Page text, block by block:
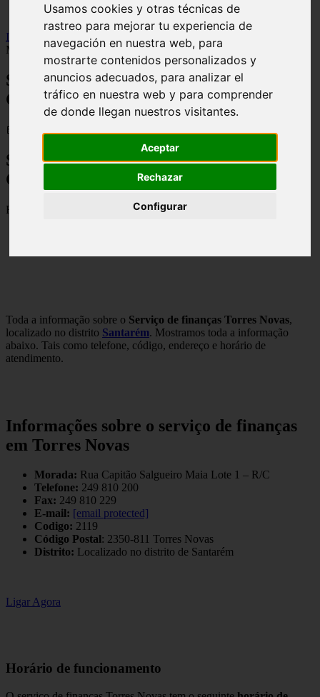
Usamos cookies y otras técnicas de
rastreo para mejorar tu experiencia de
navegación en nuestra web, para
mostrarte contenidos personalizados y
anuncios adecuados, para analizar el
tráfico en nuestra web y para comprender
de donde llegan nuestros visitantes.
Aceptar
Rechazar
Configurar
viseu
Inicio
financaspt >
Serviço de finanças Torres Novas - Contactos,
Morada e Horarios
Serviço de finanças Torres Novas -
Contactos, Morada e Horarios
📅 03/09/2025
Serviço de finanças Torres Novas –
Contactos, Morada e Horarios
Rua Capitão Salgueiro Maia Lote 1 – R/C, 2350-811 Torres Novas
Toda a informação sobre o Serviço de finanças Torres Novas,
localizado no distrito Santarém. Mostramos toda a informação
abaixo. Tais como telefone, código, endereço e horário de
atendimento.
Informações sobre o serviço de finanças
em Torres Novas
Morada: Rua Capitão Salgueiro Maia Lote 1 – R/C
Telefone: 249 810 200
Fax: 249 810 229
E-mail: [email protected]
Codigo: 2119
Código Postal: 2350-811 Torres Novas
Distrito: Localizado no distrito de Santarém
Ligar Agora
Horário de funcionamento